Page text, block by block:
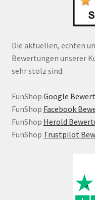
Die aktuellen, echten
Bewertungen unserer
sehr stolz sind:
FunShop Google
FunShop Facebook
FunShop Herold
FunShop Trustpilot